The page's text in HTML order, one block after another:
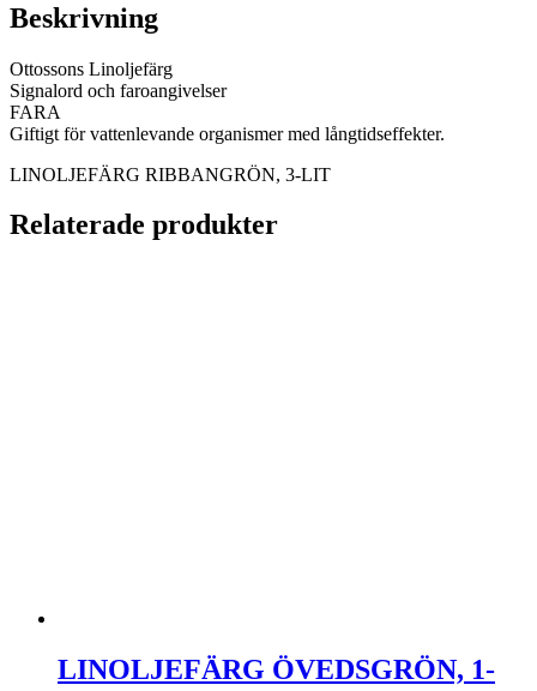
Beskrivning
Ottossons Linoljefärg
Signalord och faroangivelser
FARA
Giftigt för vattenlevande organismer med långtidseffekter.
LINOLJEFÄRG RIBBANGRÖN, 3-LIT
Relaterade produkter
LINOLJEFÄRG ÖVEDSGRÖN, 1-